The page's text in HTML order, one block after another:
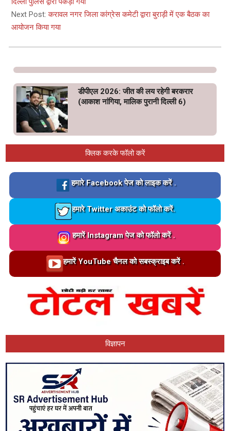
Next Post:करावल नगर जिला कांग्रेस कमेटी द्वारा बुराड़ी में एक बैठक का
आयोजन किया गया
डीपीएल 2026: जीत की लय रहेगी बरकरार
(आकाश नांगिया, मालिक पुरानी दिल्ली 6)
क्लिक करके फॉलो करें
Loading…
हमारे Facebook पेज को लाइक करें .
Loading…
हमारे Twitter अकाउंट को फॉलो करें.
Loading…
हमारें Instagram पेज को फॉलो करें .
Loading…हमारें YouTube चैनल को सबस्क्राइब करें .
विज्ञापन